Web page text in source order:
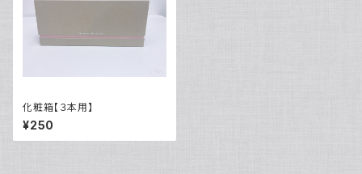
化粧箱【３本用】
¥250